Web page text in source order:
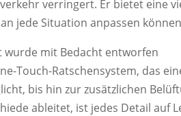
verringert. Er bietet eine
jede Situation anpassen
wurde mit Bedacht entworfen
Touch-Ratschensystem, das
bis hin zur zusätzlichen
ableitet, ist jedes Detail auf